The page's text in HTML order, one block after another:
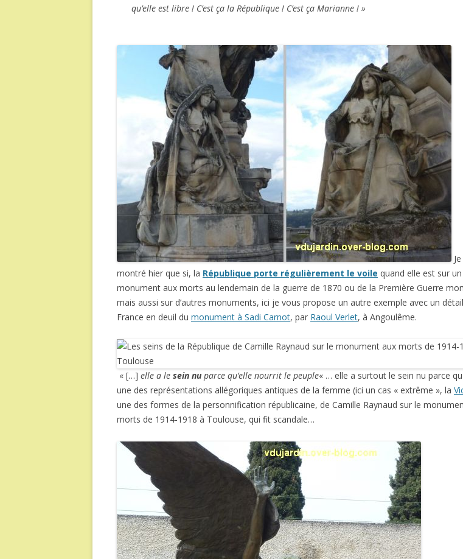
qu’elle est libre ! C’est ça la République ! C’est ça Marianne ! »
montré hier que si, la République porte régulièrement le voile quand elle est sur un
monument aux morts au lendemain de la guerre de 1870 ou de la Première Guerre
mais aussi sur d’autres monuments, ici je vous propose un autre exemple avec un
France en deuil du monument à Sadi Carnot, par Raoul Verlet, à Angoulême.
« […] elle a le sein nu parce qu’elle nourrit le peuple« … elle a surtout le sein nu parce
une des représentations allégoriques antiques de la femme (ici un cas « extrême », la
une des formes de la personnification républicaine, de Camille Raynaud sur le
morts de 1914-1918 à Toulouse, qui fit scandale…